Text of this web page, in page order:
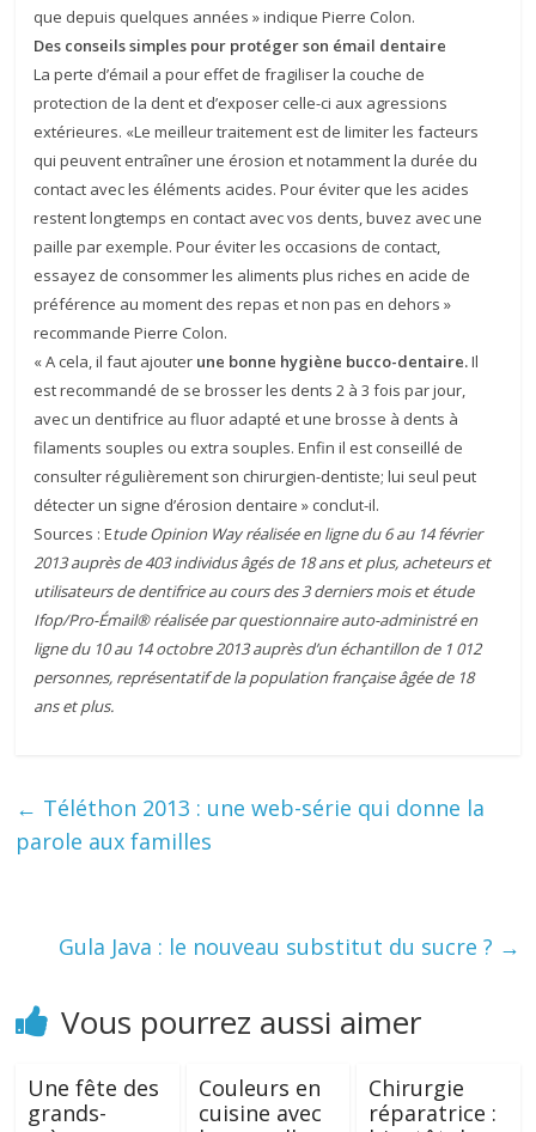
que depuis quelques années » indique Pierre Colon.
Des conseils simples pour protéger son émail dentaire
La perte d’émail a pour effet de fragiliser la couche de
protection de la dent et d’exposer celle-ci aux agressions
extérieures. «Le meilleur traitement est de limiter les facteurs
qui peuvent entraîner une érosion et notamment la durée du
contact avec les éléments acides. Pour éviter que les acides
restent longtemps en contact avec vos dents, buvez avec une
paille par exemple. Pour éviter les occasions de contact,
essayez de consommer les aliments plus riches en acide de
préférence au moment des repas et non pas en dehors »
recommande Pierre Colon.
« A cela, il faut ajouter une bonne hygiène bucco-dentaire.Il
est recommandé de se brosser les dents 2 à 3 fois par jour,
avec un dentifrice au fluor adapté et une brosse à dents à
filaments souples ou extra souples. Enfin il est conseillé de
consulter régulièrement son chirurgien-dentiste; lui seul peut
détecter un signe d’érosion dentaire » conclut-il.
Sources : Etude Opinion Way réalisée en ligne du 6 au 14 février
2013 auprès de 403 individus âgés de 18 ans et plus, acheteurs et
utilisateurs de dentifrice au cours des 3 derniers mois et étude
Ifop/Pro-Émail® réalisée par questionnaire auto-administré en
ligne du 10 au 14 octobre 2013 auprès d’un échantillon de 1 012
personnes, représentatif de la population française âgée de 18
ans et plus.
← Téléthon 2013 : une web-série qui donne la
parole aux familles
Gula Java : le nouveau substitut du sucre ? →
Vous pourrez aussi aimer
Une fête des
grands-
Couleurs en
cuisine avec
Chirurgie
réparatrice :